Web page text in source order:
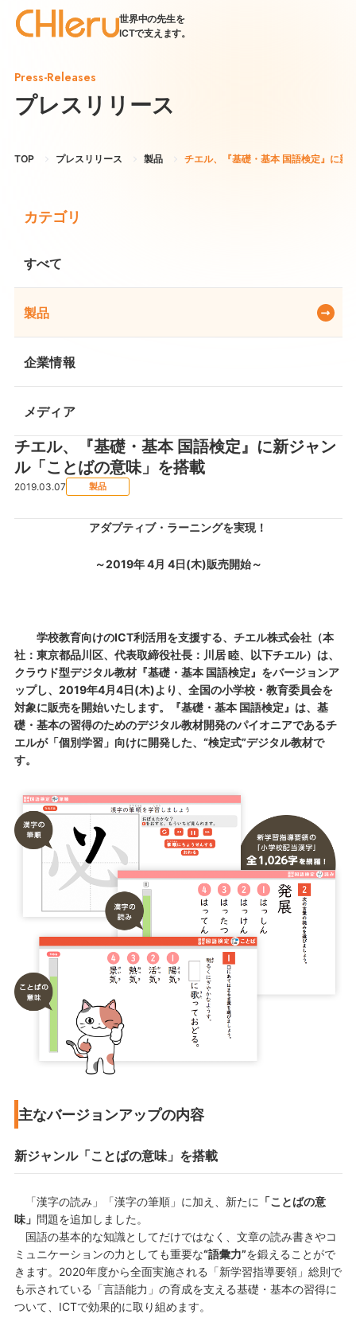
世界中の先生を
ICTで支えます。
Press-Releases
プレスリリース
TOP プレスリリース 製品 チエル、『基礎・基本 国語検定』に新
カテゴリ
すべて
製品
企業情報
メディア
チエル、『基礎・基本 国語検定』に新ジャン
ル「ことばの意味」を搭載
2019.03.07 製品
アダプティブ・ラーニングを実現！
～2019年 4月 4日(木)販売開始～
学校教育向けのICT利活用を支援する、チエル株式会社（本
社：東京都品川区、代表取締役社長：川居 睦、以下チエル）は、
クラウド型デジタル教材『基礎・基本 国語検定』をバージョンア
ップし、2019年4月4日(木)より、全国の小学校・教育委員会を
対象に販売を開始いたします。『基礎・基本 国語検定』は、基
礎・基本の習得のためのデジタル教材開発のパイオニアであるチ
エルが「個別学習」向けに開発した、“検定式”デジタル教材で
す。
主なバージョンアップの内容
新ジャンル「ことばの意味」を搭載
「漢字の読み」「漢字の筆順」に加え、新たに 「ことばの意
味」 問題を追加しました。
国語の基本的な知識としてだけではなく、文章の読み書きやコ
ミュニケーションの力としても重要な“語彙力”を鍛えることがで
きます。2020年度から全面実施される「新学習指導要領」総則で
も示されている「言語能力」の育成を支える基礎・基本の習得に
ついて、ICTで効果的に取り組めます。